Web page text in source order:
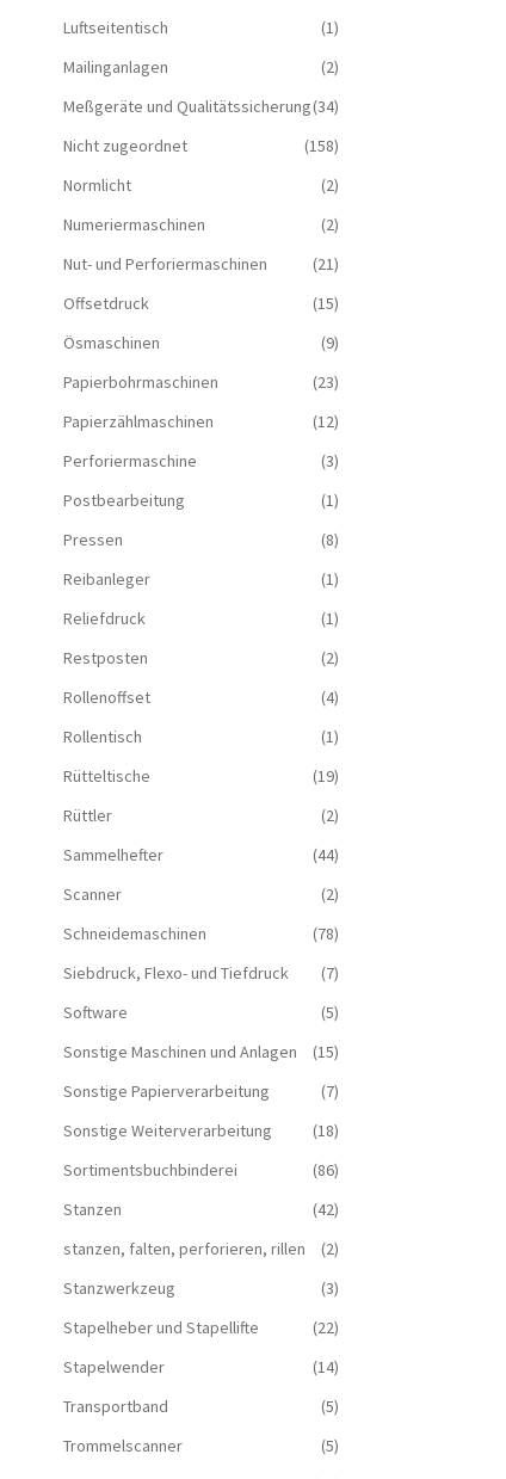
Luftseitentisch
(1)
Mailinganlagen
(2)
Meßgeräte und Qualitätssicherung(34)
Nicht zugeordnet
(158)
Normlicht
(2)
Numeriermaschinen
(2)
Nut- und Perforiermaschinen
(21)
Offsetdruck
(15)
Ösmaschinen
(9)
Papierbohrmaschinen
(23)
Papierzählmaschinen
(12)
Perforiermaschine
(3)
Postbearbeitung
(1)
Pressen
(8)
Reibanleger
(1)
Reliefdruck
(1)
Restposten
(2)
Rollenoffset
(4)
Rollentisch
(1)
Rütteltische
(19)
Rüttler
(2)
Sammelhefter
(44)
Scanner
(2)
Schneidemaschinen
(78)
Siebdruck, Flexo- und Tiefdruck
(7)
Software
(5)
Sonstige Maschinen und Anlagen
(15)
Sonstige Papierverarbeitung
(7)
Sonstige Weiterverarbeitung
(18)
Sortimentsbuchbinderei
(86)
Stanzen
(42)
stanzen, falten, perforieren, rillen
(2)
Stanzwerkzeug
(3)
Stapelheber und Stapellifte
(22)
Stapelwender
(14)
Transportband
(5)
Trommelscanner
(5)